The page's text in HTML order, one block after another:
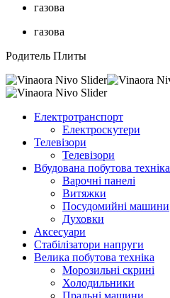
газова
газова
Родитель Плиты
Електротранспорт
Електроскутери
Телевізори
Телевізори
Вбудована побутова техніка
Варочні панелі
Витяжки
Посудомийні машини
Духовки
Аксесуари
Стабілізатори напруги
Велика побутова техніка
Морозильні скрині
Холодильники
Пральні машини